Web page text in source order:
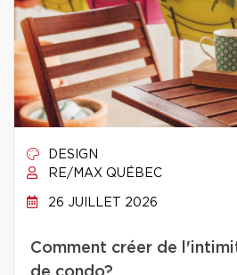
DESIGN
RE/MAX QUÉBEC
26 JUILLET 2026
Comment créer de